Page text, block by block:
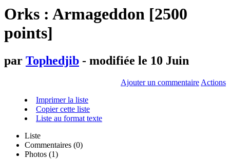
Orks : Armageddon [2500
points]
par Tophedjib - modifiée le 10 Juin
Ajouter un commentaire Actions
Imprimer la liste
Copier cette liste
Liste au format texte
Liste
Commentaires (0)
Photos (1)